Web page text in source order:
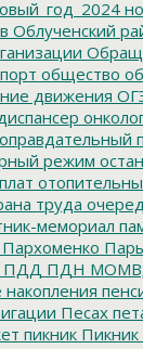
Облученский
общество
движения
оправдательный
режим
труда
мемориал
Пархоменко
ПДД ПДН МОМВД
Песах
пикник